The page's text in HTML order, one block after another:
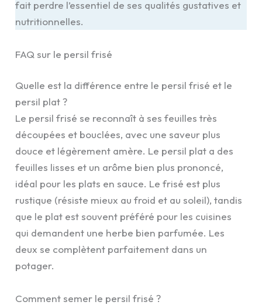
fait perdre l’essentiel de ses qualités gustatives et
nutritionnelles.
FAQ sur le persil frisé
Quelle est la différence entre le persil frisé et le
persil plat ?
Le persil frisé se reconnaît à ses feuilles très
découpées et bouclées, avec une saveur plus
douce et légèrement amère. Le persil plat a des
feuilles lisses et un arôme bien plus prononcé,
idéal pour les plats en sauce. Le frisé est plus
rustique (résiste mieux au froid et au soleil), tandis
que le plat est souvent préféré pour les cuisines
qui demandent une herbe bien parfumée. Les
deux se complètent parfaitement dans un
potager.
Comment semer le persil frisé ?